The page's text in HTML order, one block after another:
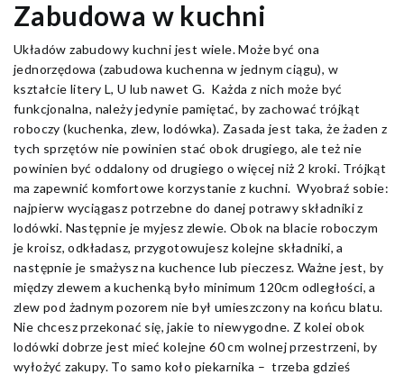
Zabudowa w kuchni
Układów zabudowy kuchni jest wiele. Może być ona
jednorzędowa (zabudowa kuchenna w jednym ciągu), w
kształcie litery L, U lub nawet G. Każda z nich może być
funkcjonalna, należy jedynie pamiętać, by zachować trójkąt
roboczy (kuchenka, zlew, lodówka). Zasada jest taka, że żaden z
tych sprzętów nie powinien stać obok drugiego, ale też nie
powinien być oddalony od drugiego o więcej niż 2 kroki. Trójkąt
ma zapewnić komfortowe korzystanie z kuchni. Wyobraź sobie:
najpierw wyciągasz potrzebne do danej potrawy składniki z
lodówki. Następnie je myjesz zlewie. Obok na blacie roboczym
je kroisz, odkładasz, przygotowujesz kolejne składniki, a
następnie je smażysz na kuchence lub pieczesz. Ważne jest, by
między zlewem a kuchenką było minimum 120cm odległości, a
zlew pod żadnym pozorem nie był umieszczony na końcu blatu.
Nie chcesz przekonać się, jakie to niewygodne. Z kolei obok
lodówki dobrze jest mieć kolejne 60 cm wolnej przestrzeni, by
wyłożyć zakupy. To samo koło piekarnika – trzeba gdzieś